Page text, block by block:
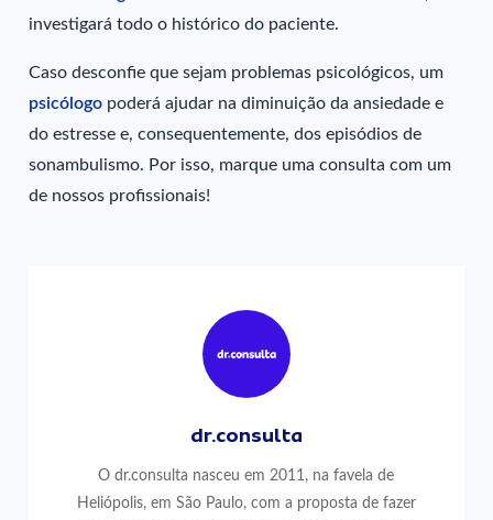
investigará todo o histórico do paciente.
Caso desconfie que sejam problemas psicológicos, um
psicólogo poderá ajudar na diminuição da ansiedade e
do estresse e, consequentemente, dos episódios de
sonambulismo. Por isso, marque uma consulta com um
de nossos profissionais!
dr.consulta
O dr.consulta nasceu em 2011, na favela de
Heliópolis, em São Paulo, com a proposta de fazer